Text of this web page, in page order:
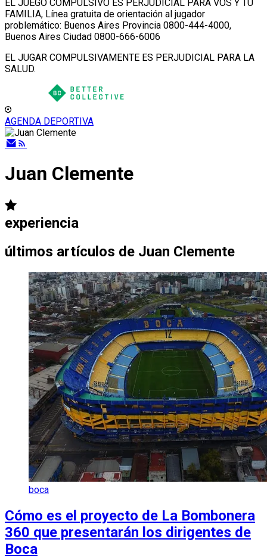
EL JUEGO COMPULSIVO ES PERJUDICIAL PARA VOS Y TU
FAMILIA, Línea gratuita de orientación al jugador
problemático: Buenos Aires Provincia 0800-444-4000,
Buenos Aires Ciudad 0800-666-6006
EL JUGAR COMPULSIVAMENTE ES PERJUDICIAL PARA LA
SALUD.
AGENDA DEPORTIVA
Juan Clemente
experiencia
últimos artículos de Juan Clemente
boca
Cómo es el proyecto de La Bombonera
360 que presentarán los dirigentes de
Boca